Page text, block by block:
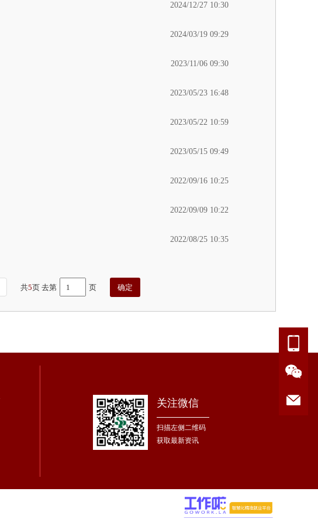
2024/12/27 10:30
2024/03/19 09:29
2023/11/06 09:30
2023/05/23 16:48
2023/05/22 10:59
2023/05/15 09:49
2022/09/16 10:25
2022/09/09 10:22
2022/08/25 10:35
共5页 去第 页
关注微信
扫描左侧二维码
获取最新资讯